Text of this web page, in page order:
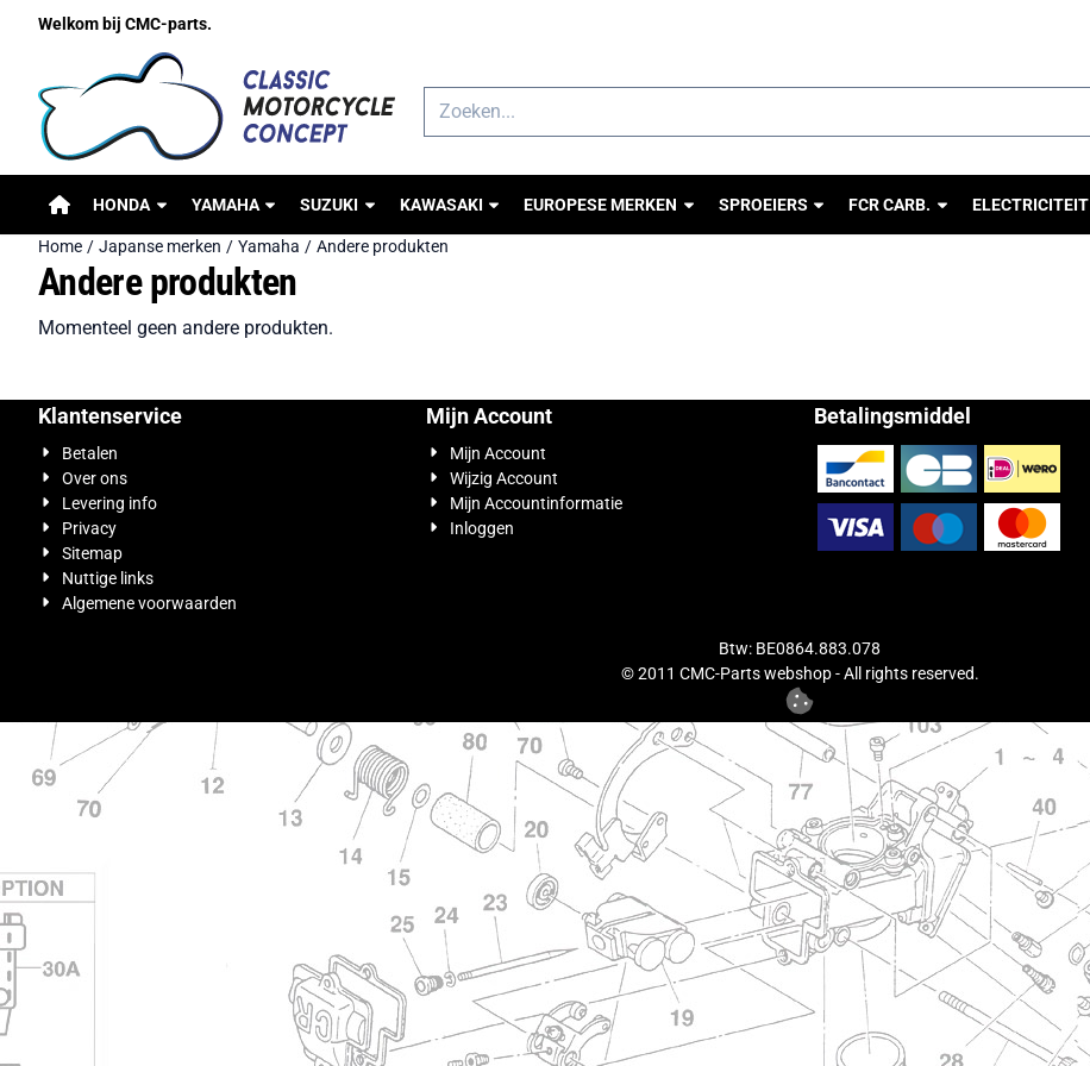
Cookievoorkeuren zijn beschikbaar. Kies instellingen of sta alle cookies toe.
Welkom bij CMC-parts.
Zoeken
HONDA YAMAHA SUZUKI KAWASAKI EUROPESE MERKEN SPROEIERS FCR CARB. ELECTRICITEIT
Home / Japanse merken / Yamaha / Andere produkten
Andere produkten
Momenteel geen andere produkten.
Klantenservice
Betalen
Over ons
Levering info
Privacy
Sitemap
Nuttige links
Algemene voorwaarden
Mijn Account
Mijn Account
Wijzig Account
Mijn Accountinformatie
Inloggen
Betalingsmiddel
Btw: BE0864.883.078
© 2011 CMC-Parts webshop - All rights reserved.